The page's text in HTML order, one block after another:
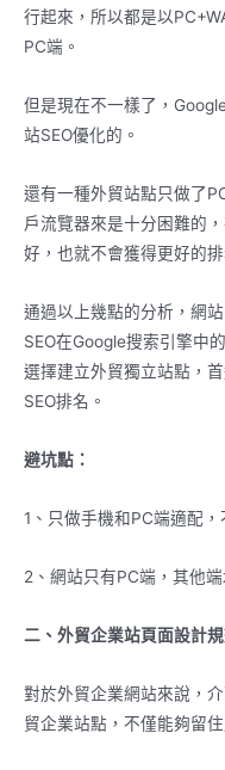
行起來，所以都是以
PC端。
但是現在不一樣了，
站SEO優化的。
還有一種外貿站點只做了
戶流覽器來是十分困難的
好，也就不會獲得更好的排
通過以上幾點的分析，網
SEO在Google搜索引擎中
選擇建立外貿獨立站點，
SEO排名。
避坑點：
1、只做手機和PC端適配
2、網站只有PC端，其他端
二、外貿企業站頁面設計規
對於外貿企業網站來說，
貿企業站點，不僅能夠留